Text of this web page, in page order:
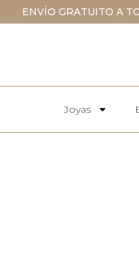
ENVÍO GRATUITO A
Joyas